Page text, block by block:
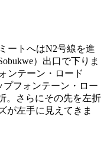
ートへはN2号線を進
）出口で下りま
ンテーン・ロード
プフォンテーン・ロー
。さらにその先を左折
が左手に見えてきま